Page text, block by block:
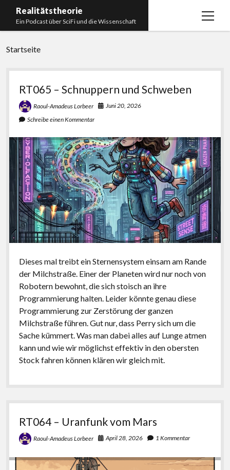
Realitätstheorie
Ein Podcast über SciFi und die Wissenschaft
Menü
Startseite
Impressum
Unser Podcastmanufaktur
Paperliste
Bücherliste
Startseite
Realitätstheorie
RT065 – Schnuppern und Schweben
Raoul-Amadeus Lorbeer
Juni 20, 2026
Schreibe einen Kommentar
Dieses mal treibt ein Sternensystem einsam am Rande
der Milchstraße. Einer der Planeten wird nur noch von
Robotern bewohnt, die sich stoisch an ihre
Programmierung halten. Leider könnte genau diese
Programmierung zur Zerstörung der ganzen
Milchstraße führen. Gut nur, dass Perry sich um die
Sache kümmert. Was man dabei alles auf Lunge atmen
kann und wie wir möglichst effektiv in den obersten
Stock fahren können klären wir gleich mit.
RT064 – Uranfunk vom Mars
Raoul-Amadeus Lorbeer April 28, 2026 1 Kommentar